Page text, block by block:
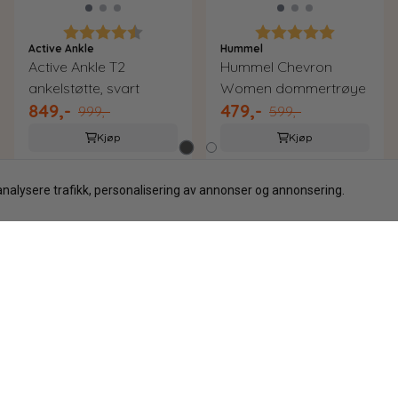
Karakter:
Active Ankle
Active Ankle T2
ankelstøtte, svart
849,- 999,-
Kjøp
Karakter:
Hummel
Hummel Chevron
Women dommertrøye
479,- 599,-
Kjøp
trafikk, personalisering av annonser og annonsering.